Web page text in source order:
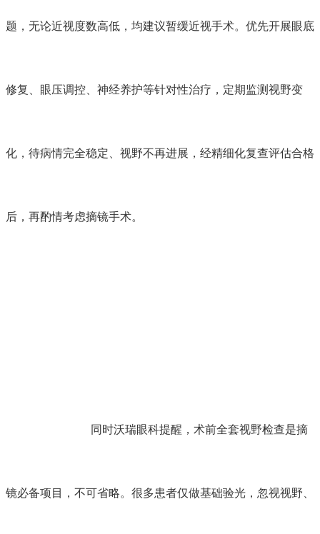
题，无论近视度数高低，均建议暂缓近视手术。优先开展眼底
修复、眼压调控、神经养护等针对性治疗，定期监测视野变
化，待病情完全稳定、视野不再进展，经精细化复查评估合格
后，再酌情考虑摘镜手术。
同时沃瑞眼科提醒，术前全套视野检查是摘
镜必备项目，不可省略。很多患者仅做基础验光，忽视视野、